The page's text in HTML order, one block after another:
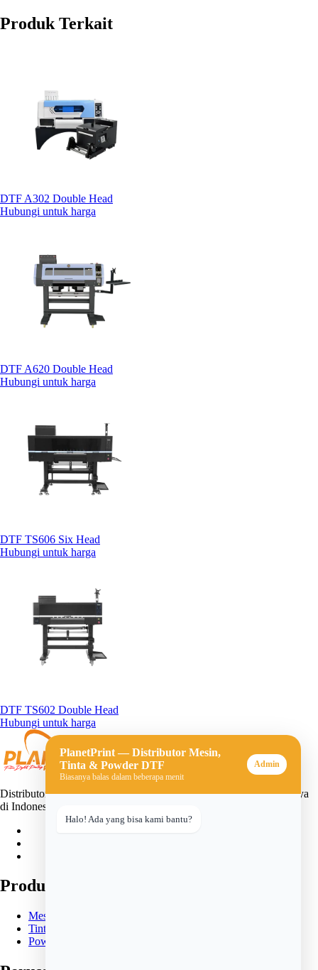
Produk Terkait
DTF A302 Double Head
Hubungi untuk harga
DTF A620 Double Head
Hubungi untuk harga
DTF TS606 Six Head
Hubungi untuk harga
DTF TS602 Double Head
Hubungi untuk harga
Distributor mesin, tinta, dan powder DTF (Direct-to-Film) terpercaya
di Indonesia. Solusi lengkap untuk usaha sablon digital Anda.
Produk
Mesin DTF
Tinta DTF
Powder DTF
PlanetPrint — Distributor Mesin,
Tinta & Powder DTF
Biasanya balas dalam beberapa menit
Admin
Halo! Ada yang bisa kami bantu?